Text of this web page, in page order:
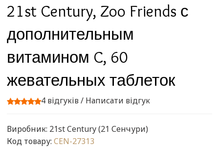
21st Century, Zoo Friends с
дополнительным
витамином C, 60
жевательных таблеток
4 відгуків/ Написати відгук
Виробник: 21st Century (21 Сенчури)
Код товару: CEN-27313